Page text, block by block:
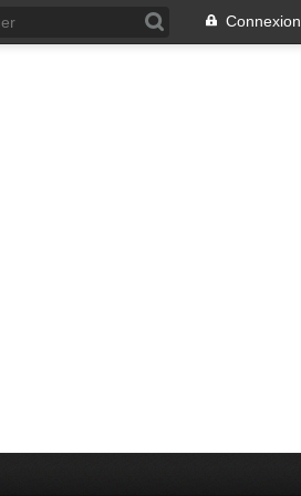
Connexion